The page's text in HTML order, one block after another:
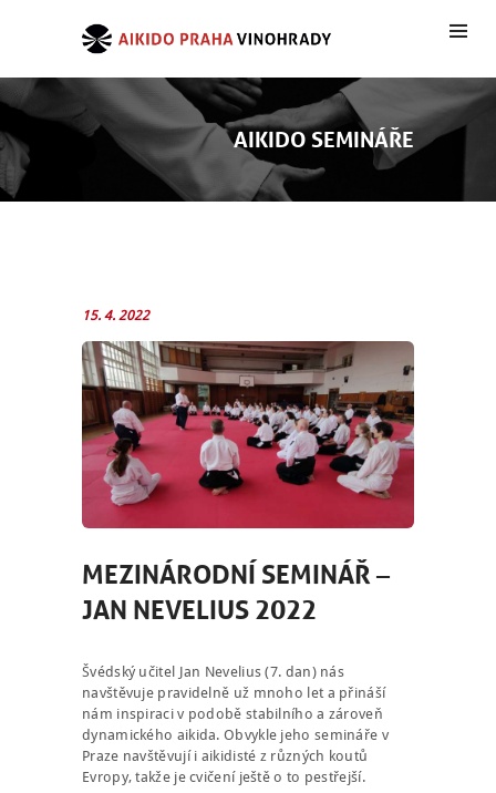
AIKIDO SEMINÁŘE
15. 4. 2022
MEZINÁRODNÍ SEMINÁŘ –
JAN NEVELIUS 2022
Švédský učitel Jan Nevelius (7. dan) nás
navštěvuje pravidelně už mnoho let a přináší
nám inspiraci v podobě stabilního a zároveň
dynamického aikida. Obvykle jeho semináře v
Praze navštěvují i aikidisté z různých koutů
Evropy, takže je cvičení ještě o to pestřejší.